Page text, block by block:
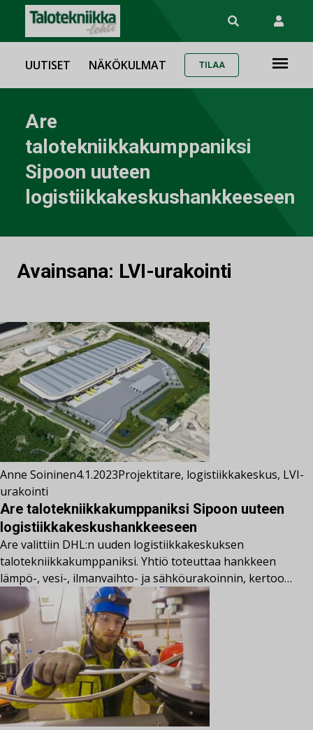
UUTISET NÄKÖKULMAT TILAA
Are
talotekniikkakumppaniksi
Sipoon uuteen
logistiikkakeskushankkeeseen
Avainsana: LVI-urakointi
Anne Soininen4.1.2023Projektitare, logistiikkakeskus, LVI-
urakointi
Are talotekniikkakumppaniksi Sipoon uuteen
logistiikkakeskushankkeeseen
Are valittiin DHL:n uuden logistiikkakeskuksen
talotekniikkakumppaniksi. Yhtiö toteuttaa hankkeen
lämpö-, vesi-, ilmanvaihto- ja sähköurakoinnin, kertoo…